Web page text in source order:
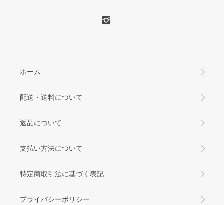
ホーム
配送・送料について
返品について
支払い方法について
特定商取引法に基づく表記
プライバシーポリシー